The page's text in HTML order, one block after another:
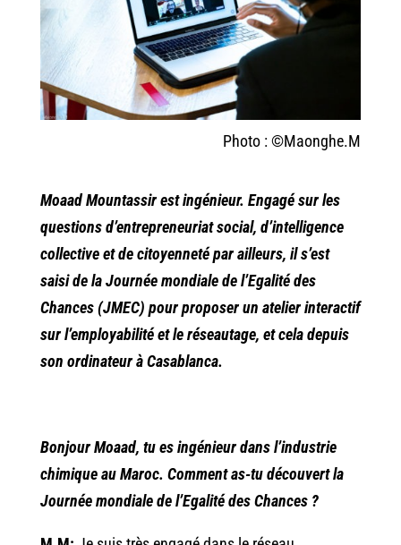
Photo : ©Maonghe.M
Moaad Mountassir est ingénieur. Engagé sur les
questions d’entrepreneuriat social, d’intelligence
collective et de citoyenneté par ailleurs, il s’est
saisi de la Journée mondiale de l’Egalité des
Chances (JMEC) pour proposer un atelier interactif
sur l’employabilité et le réseautage, et cela depuis
son ordinateur à Casablanca.
Bonjour Moaad, tu es ingénieur dans l’industrie
chimique au Maroc. Comment as-tu découvert la
Journée mondiale de l’Egalité des Chances ?